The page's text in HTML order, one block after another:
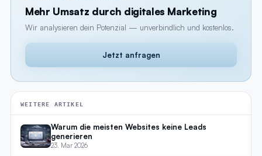
Mehr Umsatz durch digitales Marketing
Wir analysieren dein Potenzial — unverbindlich und kostenlos.
Jetzt anfragen
WEITERE ARTIKEL
Warum die meisten Websites keine Leads
generieren
23. Mar 2026